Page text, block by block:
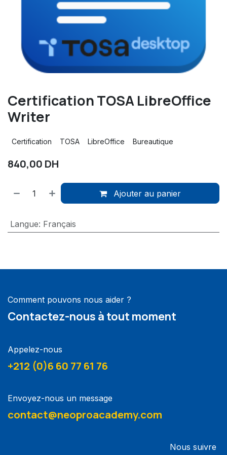
Certification TOSA LibreOffice
Writer
Certification TOSA LibreOffice Bureautique
840,00 DH
Ajouter au panier
Langue: Français
Comment pouvons nous aider ?
Contactez-nous à tout moment
Appelez-nous
+212 (0)6 60 77 61 76
Envoyez-nous un message
contact@neoproacademy.com
Nous suivre